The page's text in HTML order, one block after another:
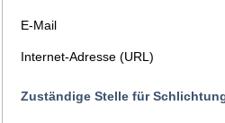
E-Mail
Internet-Adresse (URL)
Zuständige Stelle für